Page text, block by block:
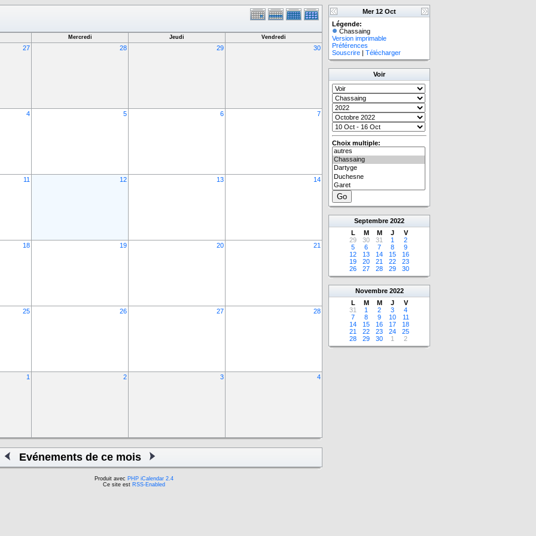
Mercredi Jeudi Vendredi
27 28 29 30
4 5 6 7
11 12 13 14
18 19 20 21
25 26 27 28
1 2 3 4
Evénements de ce mois
Mer 12 Oct
Légende:
Chassaing
Version imprimable
Préférences
Souscrire | Télécharger
Voir
Choix multiple:
Septembre 2022
L
M M J
V
29
30 31 1
2
5
6 7 8
9
12
13 14 15
16
19
20 21 22
23
26
27 28 29 30
Novembre 2022
L
M M J
V
31
1 2 3
4
7
8 9 10
11
14
15 16 17
18
21
22 23 24
25
28
29 30 1 2
Produit avec PHP iCalendar 2.4
Ce site est RSS-Enabled